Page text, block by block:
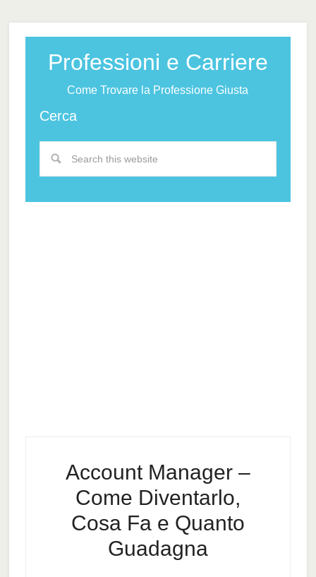
Professioni e Carriere
Come Trovare la Professione Giusta
Cerca
Account Manager –
Come Diventarlo,
Cosa Fa e Quanto
Guadagna